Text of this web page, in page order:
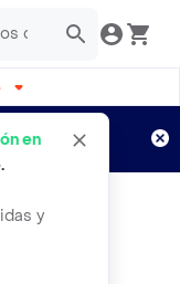
en
.
y
Aplican TyC